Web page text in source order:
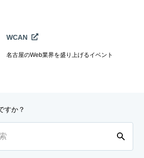
WCAN
名古屋のWeb業界を盛り上げるイベント
すか？